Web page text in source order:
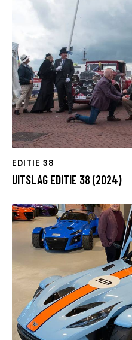
EDITIE 38
UITSLAG EDITIE 38 (2024)